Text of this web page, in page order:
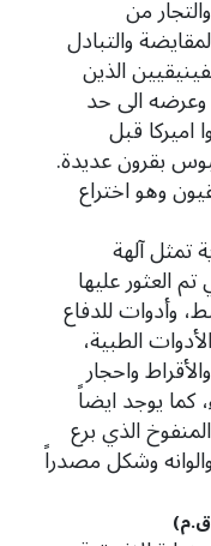
من
والتبادل
الذين
وعرضه الى حد
قبل
بقرون عديدة.
وهو اختراع
تمثل آلهة
العثور عليها
وأدوات للدفاع
الطبية،
واحجار
كما يوجد ايضاً
الذي برع
وشكل مصدراً